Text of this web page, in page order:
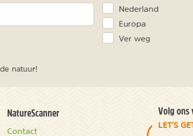
Nederland
Europa
Ver weg
natuur!
NatureScanner
Contact
Volg ons
LET'S